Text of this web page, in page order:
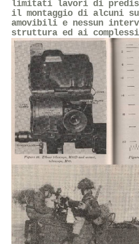
limitati lavori di
il montaggio di alcuni
amovibili e nessun
struttura ed ai